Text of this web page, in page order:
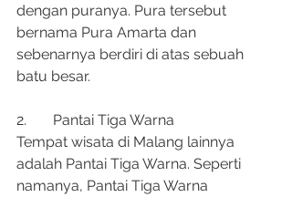
dengan puranya. Pura tersebut
bernama Pura Amarta dan
sebenarnya berdiri di atas sebuah
batu besar.
2.	Pantai Tiga Warna
Tempat wisata di Malang lainnya
adalah Pantai Tiga Warna. Seperti
namanya, Pantai Tiga Warna